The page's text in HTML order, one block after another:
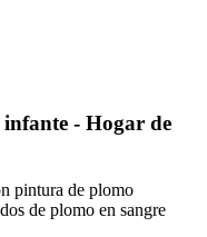
- Hogar de
pintura de plomo
de plomo en sangre